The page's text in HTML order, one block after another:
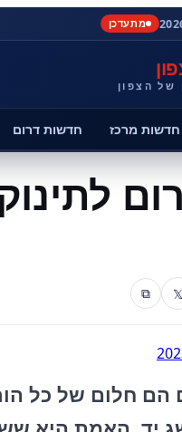
מתעדכן
של הצפון
חדשות מרכז חדשות דרום
𝕏
⧉
הם חלום של כל